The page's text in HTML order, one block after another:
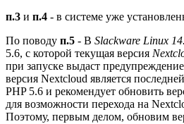
п.3 и п.4 - в системе уже
По поводу п.5 - В Slackware Linux
5.6, с которой текущая версия
при запуске выдаст
версия Nextcloud является
PHP 5.6 и рекомендует обновить
для возможности перехода на
Поэтому, первым делом, обновим